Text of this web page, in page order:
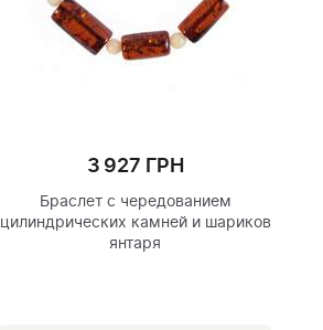
3 927 ГРН
Браслет с чередованием
цилиндрических камней и шариков
янтаря